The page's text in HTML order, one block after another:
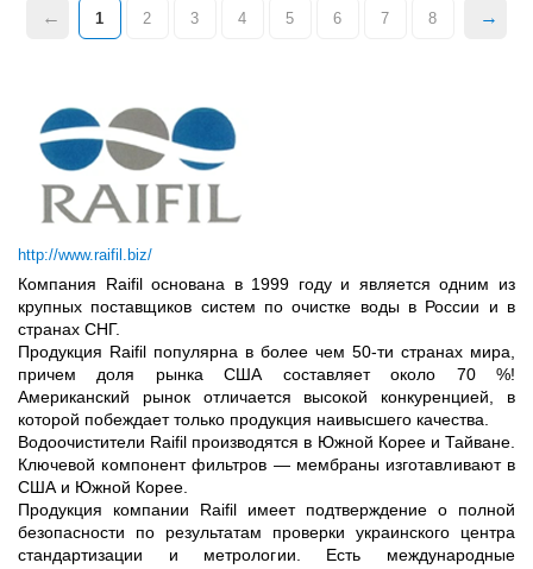
http://www.raifil.biz/
Компания Raifil основана в 1999 году и является одним из
крупных поставщиков систем по очистке воды в России и в
странах СНГ.
Продукция Raifil популярна в более чем 50-ти странах мира,
причем доля рынка США составляет около 70 %!
Американский рынок отличается высокой конкуренцией, в
которой побеждает только продукция наивысшего качества.
Водоочистители Raifil производятся в Южной Корее и Тайване.
Ключевой компонент фильтров — мембраны изготавливают в
США и Южной Корее.
Продукция компании Raifil имеет подтверждение о полной
безопасности по результатам проверки украинского центра
стандартизации и метрологии. Есть международные
1 2 3 4 5 6 7 8